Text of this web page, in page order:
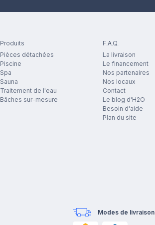
Produits
Pièces détachées
Piscine
Spa
Sauna
Traitement de l'eau
Bâches sur-mesure
F.A.Q.
La livraison
Le financement
Nos partenaires
Nos locaux
Contact
Le blog d'H2O
Besoin d'aide
Plan du site
Modes de livraison